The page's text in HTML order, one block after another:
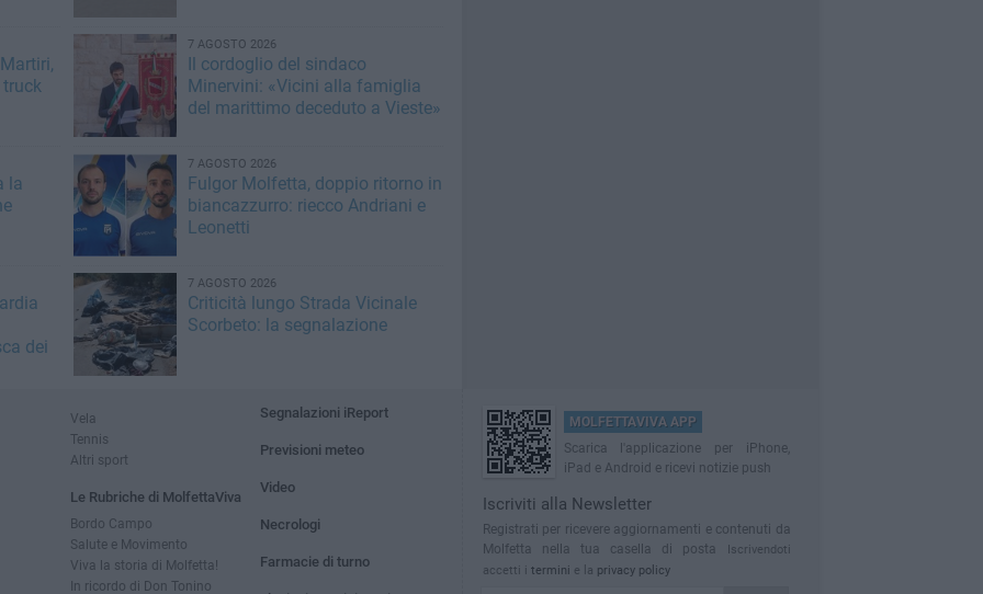
7 AGOSTO 2026
Il cordoglio del sindaco
Minervini: «Vicini alla famiglia
del marittimo deceduto a Vieste»
la
7 AGOSTO 2026
Fulgor Molfetta, doppio ritorno in
biancazzurro: riecco Andriani e
Leonetti
dei
7 AGOSTO 2026
Criticità lungo Strada Vicinale
Scorbeto: la segnalazione
Vela
Tennis
Altri sport
Le Rubriche di MolfettaViva
Bordo Campo
Salute e Movimento
Viva la storia di Molfetta!
In ricordo di Don Tonino
Segnalazioni iReport
Previsioni meteo
Video
Necrologi
Farmacie di turno
MOLFETTAVIVA APP
Scarica l'applicazione per iPhone,
iPad e Android e ricevi notizie push
Iscriviti alla Newsletter
Registrati per ricevere aggiornamenti e contenuti da
Molfetta nella tua casella di posta
Iscrivendoti
accetti i termini e la privacy policy